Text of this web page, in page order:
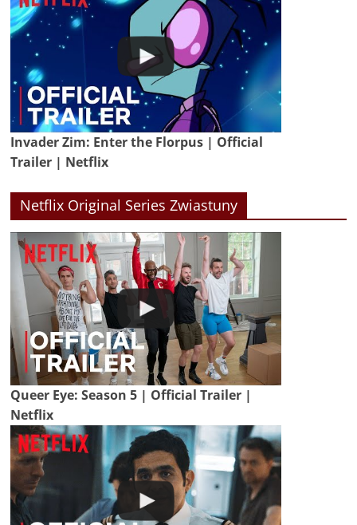
Invader Zim: Enter the Florpus | Official
Trailer | Netflix
Netflix Original Series Zwiastuny
Queer Eye: Season 5 | Official Trailer |
Netflix